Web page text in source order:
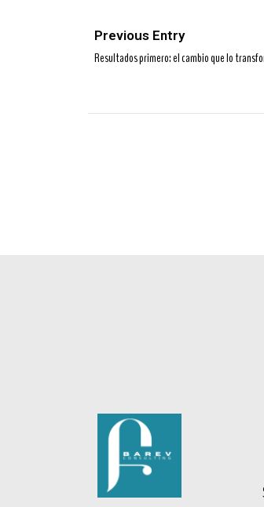
Previous Entry
Resultados primero: el cambio que lo